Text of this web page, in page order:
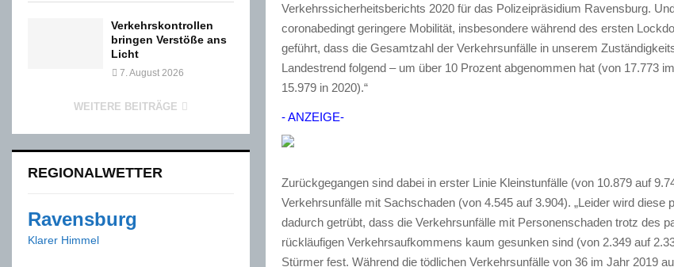
Verkehrssicherheitsberichts 2020 für das Polizeipräsidium Ravensburg.
coronabedingt geringere Mobilität, insbesondere während des ersten
geführt, dass die Gesamtzahl der Verkehrsunfälle in unserem
Landestrend folgend – um über 10 Prozent abgenommen hat (von 17.773
15.979 in 2020).“
- ANZEIGE-
Zurückgegangen sind dabei in erster Linie Kleinstunfälle (von 10.879 auf
Verkehrsunfälle mit Sachschaden (von 4.545 auf 3.904). „Leider wird diese
dadurch getrübt, dass die Verkehrsunfälle mit Personenschaden trotz des
rückläufigen Verkehrsaufkommens kaum gesunken sind (von 2.349 auf
Stürmer fest. Während die tödlichen Verkehrsunfälle von 36 im Jahr 2019
Verkehrskontrollen
bringen Verstöße ans
Licht
7. August 2026
WEITERE BEITRÄGE
REGIONALWETTER
Ravensburg
Klarer Himmel